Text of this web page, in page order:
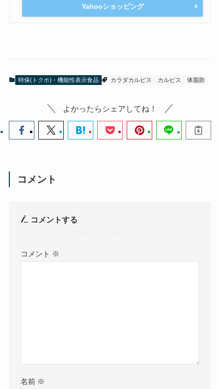
Yahooショッピング
特保(トクホ)・機能性表示食品 カラダカルピス カルピス 体脂肪
よかったらシェアしてね！
コメント
コメントする
コメント ※
名前 ※